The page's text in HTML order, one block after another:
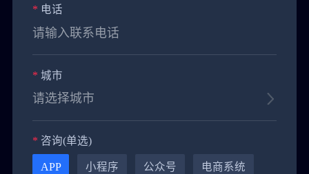
* 电话
* 城市
* 咨询(单选)
APP 小程序 公众号 电商系统
黄** 151****9288 4小时前